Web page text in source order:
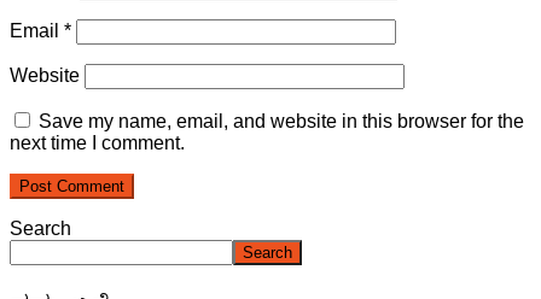
Email *
Website
Save my name, email, and website in this browser for the
next time I comment.
Search
Search